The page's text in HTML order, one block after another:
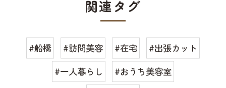
関連タグ
#船橋 #訪問美容 #在宅
#出張カット
#一人暮らし
#おうち美容室